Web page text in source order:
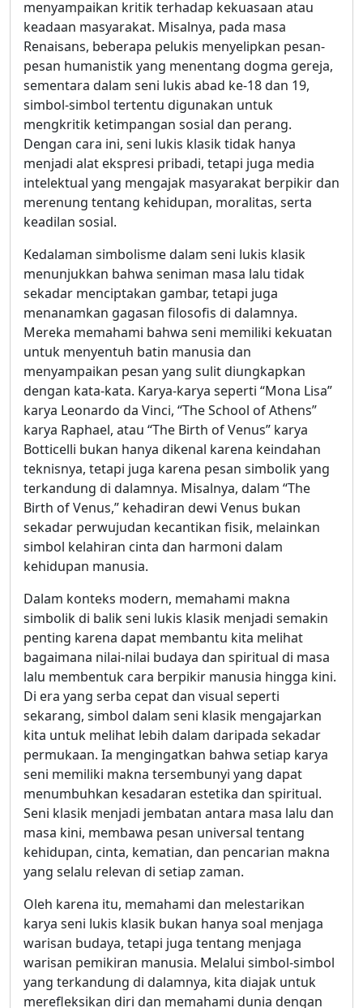
menyampaikan kritik terhadap kekuasaan atau
keadaan masyarakat. Misalnya, pada masa
Renaisans, beberapa pelukis menyelipkan pesan-
pesan humanistik yang menentang dogma gereja,
sementara dalam seni lukis abad ke-18 dan 19,
simbol-simbol tertentu digunakan untuk
mengkritik ketimpangan sosial dan perang.
Dengan cara ini, seni lukis klasik tidak hanya
menjadi alat ekspresi pribadi, tetapi juga media
intelektual yang mengajak masyarakat berpikir dan
merenung tentang kehidupan, moralitas, serta
keadilan sosial.
Kedalaman simbolisme dalam seni lukis klasik
menunjukkan bahwa seniman masa lalu tidak
sekadar menciptakan gambar, tetapi juga
menanamkan gagasan filosofis di dalamnya.
Mereka memahami bahwa seni memiliki kekuatan
untuk menyentuh batin manusia dan
menyampaikan pesan yang sulit diungkapkan
dengan kata-kata. Karya-karya seperti “Mona Lisa”
karya Leonardo da Vinci, “The School of Athens”
karya Raphael, atau “The Birth of Venus” karya
Botticelli bukan hanya dikenal karena keindahan
teknisnya, tetapi juga karena pesan simbolik yang
terkandung di dalamnya. Misalnya, dalam “The
Birth of Venus,” kehadiran dewi Venus bukan
sekadar perwujudan kecantikan fisik, melainkan
simbol kelahiran cinta dan harmoni dalam
kehidupan manusia.
Dalam konteks modern, memahami makna
simbolik di balik seni lukis klasik menjadi semakin
penting karena dapat membantu kita melihat
bagaimana nilai-nilai budaya dan spiritual di masa
lalu membentuk cara berpikir manusia hingga kini.
Di era yang serba cepat dan visual seperti
sekarang, simbol dalam seni klasik mengajarkan
kita untuk melihat lebih dalam daripada sekadar
permukaan. Ia mengingatkan bahwa setiap karya
seni memiliki makna tersembunyi yang dapat
menumbuhkan kesadaran estetika dan spiritual.
Seni klasik menjadi jembatan antara masa lalu dan
masa kini, membawa pesan universal tentang
kehidupan, cinta, kematian, dan pencarian makna
yang selalu relevan di setiap zaman.
Oleh karena itu, memahami dan melestarikan
karya seni lukis klasik bukan hanya soal menjaga
warisan budaya, tetapi juga tentang menjaga
warisan pemikiran manusia. Melalui simbol-simbol
yang terkandung di dalamnya, kita diajak untuk
merefleksikan diri dan memahami dunia dengan